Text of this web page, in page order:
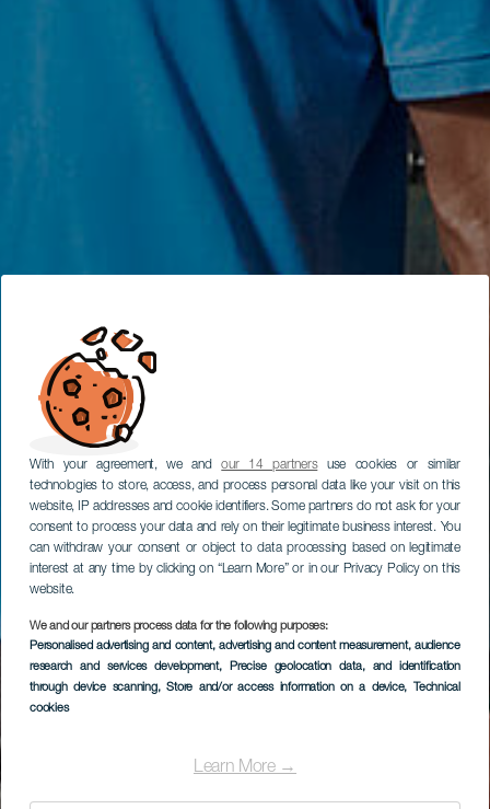
With your agreement, we andour 14 partnersuse cookies or similar
technologies to store, access, and process personal data like your visit on this
website, IP addresses and cookie identifiers. Some partners do not ask for your
consent to process your data and rely on their legitimate business interest. You
can withdraw your consent or object to data processing based on legitimate
interest at any time by clicking on “Learn More” or in our Privacy Policy on this
website.
We and our partners process data for the following purposes:
Personalised advertising and content, advertising and content measurement, audience
research and services development, Precise geolocation data, and identification
through device scanning, Store and/or access information on a device, Technical
cookies
Learn More →